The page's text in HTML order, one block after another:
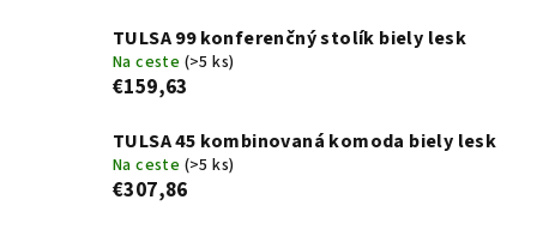
TULSA 99 konferenčný stolík biely lesk
Na ceste (>5 ks)
€159,63
TULSA 45 kombinovaná komoda biely lesk
Na ceste (>5 ks)
€307,86